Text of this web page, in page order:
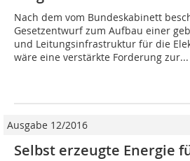
Nach dem vom Bundeskabinett
Gesetzentwurf zum Aufbau einer
und Leitungsinfrastruktur für die
wäre eine verstärkte Forderung zur...
Ausgabe 12/2016
Selbst erzeugte Energie